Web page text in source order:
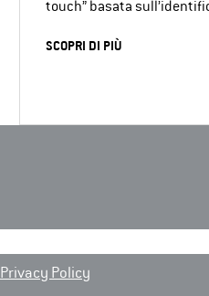
touch” basata
SCOPRI DI PIÙ
Privacy Policy